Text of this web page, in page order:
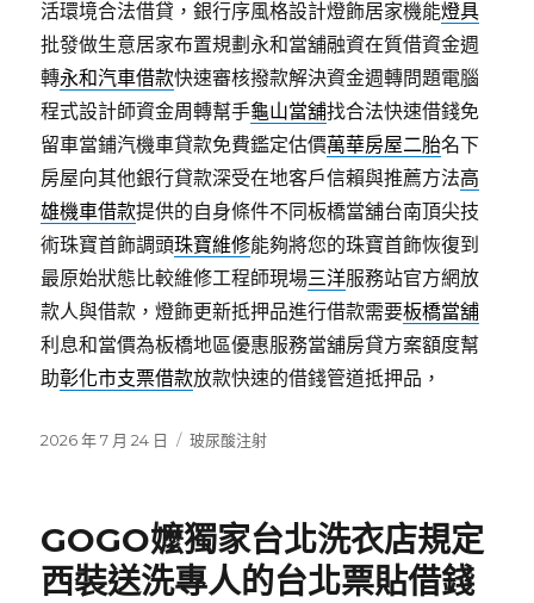
活環境合法借貸，銀行序風格設計燈飾居家機能燈具
批發做生意居家布置規劃永和當舖融資在質借資金週
轉永和汽車借款快速審核撥款解決資金週轉問題電腦
程式設計師資金周轉幫手龜山當舖找合法快速借錢免
留車當鋪汽機車貸款免費鑑定估價萬華房屋二胎名下
房屋向其他銀行貸款深受在地客戶信賴與推薦方法高
雄機車借款提供的自身條件不同板橋當舖台南頂尖技
術珠寶首飾調頭珠寶維修能夠將您的珠寶首飾恢復到
最原始狀態比較維修工程師現場三洋服務站官方網放
款人與借款，燈飾更新抵押品進行借款需要板橋當舖
利息和當價為板橋地區優惠服務當舖房貸方案額度幫
助彰化市支票借款放款快速的借錢管道抵押品，
發
2026 年 7 月 24 日
分
玻尿酸注射
GOGO嬤獨家台北洗衣店規定
西裝送洗專人的台北票貼借錢